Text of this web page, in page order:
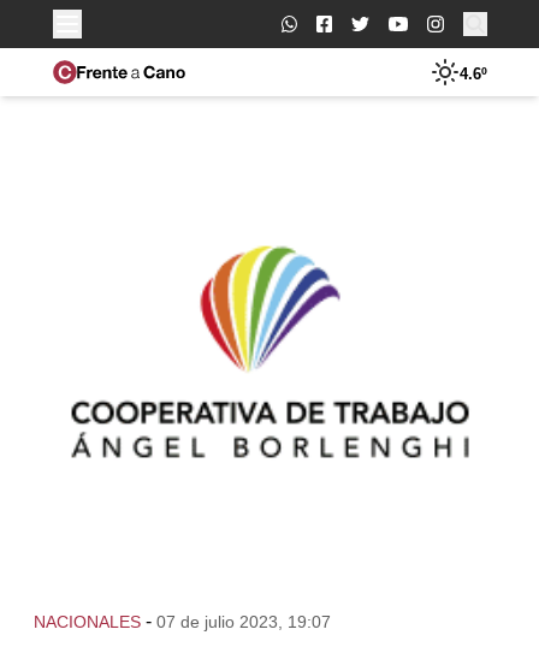
Buscar:
4.6º
NACIONALES - 07 de julio 2023, 19:07